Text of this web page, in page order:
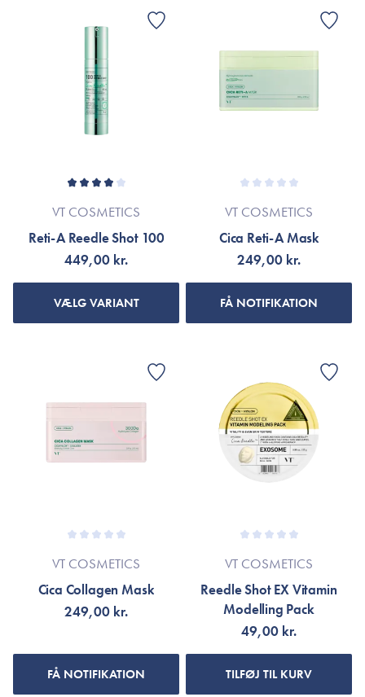
VT COSMETICS
Reti-A Reedle Shot 100
449,00 kr.
VÆLG VARIANT
VT COSMETICS
Cica Reti-A Mask
249,00 kr.
FÅ NOTIFIKATION
VT COSMETICS
Cica Collagen Mask
249,00 kr.
FÅ NOTIFIKATION
VT COSMETICS
Reedle Shot EX Vitamin
Modelling Pack
49,00 kr.
TILFØJ TIL KURV